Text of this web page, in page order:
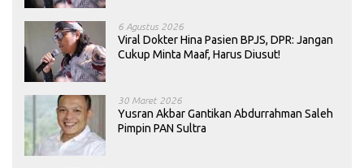
6 Agustus 2026
Viral Dokter Hina Pasien BPJS, DPR: Jangan
Cukup Minta Maaf, Harus Diusut!
30 Maret 2026
Yusran Akbar Gantikan Abdurrahman Saleh
Pimpin PAN Sultra